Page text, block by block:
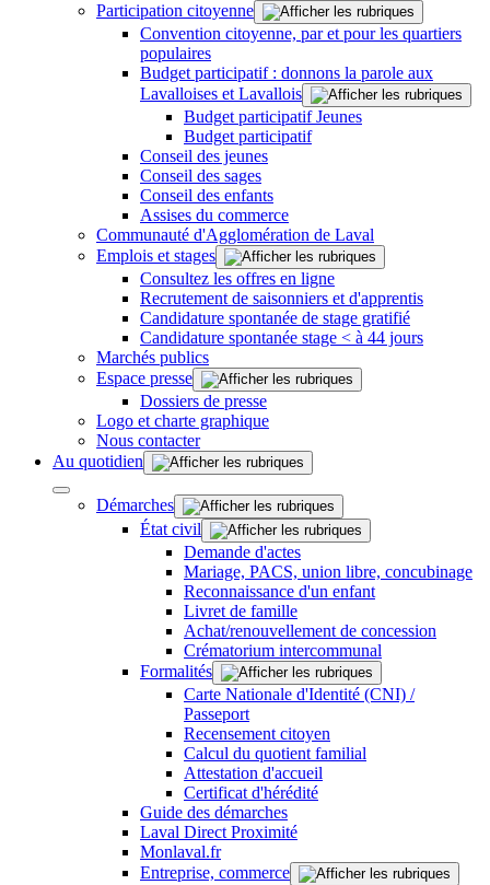
Participation citoyenne
Convention citoyenne, par et pour les quartiers
populaires
Budget participatif : donnons la parole aux
Lavalloises et Lavallois
Budget participatif Jeunes
Budget participatif
Conseil des jeunes
Conseil des sages
Conseil des enfants
Assises du commerce
Communauté d'Agglomération de Laval
Emplois et stages
Consultez les offres en ligne
Recrutement de saisonniers et d'apprentis
Candidature spontanée de stage gratifié
Candidature spontanée stage < à 44 jours
Marchés publics
Espace presse
Dossiers de presse
Logo et charte graphique
Nous contacter
Au quotidien
Démarches
État civil
Demande d'actes
Mariage, PACS, union libre, concubinage
Reconnaissance d'un enfant
Livret de famille
Achat/renouvellement de concession
Crématorium intercommunal
Formalités
Carte Nationale d'Identité (CNI) /
Passeport
Recensement citoyen
Calcul du quotient familial
Attestation d'accueil
Certificat d'hérédité
Guide des démarches
Laval Direct Proximité
Monlaval.fr
Entreprise, commerce